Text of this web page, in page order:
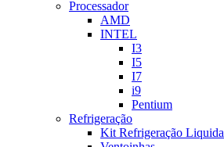
Processador
AMD
INTEL
I3
I5
I7
i9
Pentium
Refrigeração
Kit Refrigeração Liquida